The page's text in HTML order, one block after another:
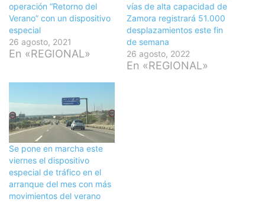
operación “Retorno del
Verano” con un dispositivo
especial
26 agosto, 2021
En «REGIONAL»
vías de alta capacidad de
Zamora registrará 51.000
desplazamientos este fin
de semana
26 agosto, 2022
En «REGIONAL»
Se pone en marcha este
viernes el dispositivo
especial de tráfico en el
arranque del mes con más
movimientos del verano